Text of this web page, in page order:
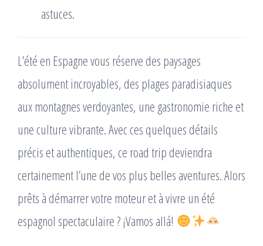
astuces.
L’été en Espagne vous réserve des paysages
absolument incroyables, des plages paradisiaques
aux montagnes verdoyantes, une gastronomie riche et
une culture vibrante. Avec ces quelques détails
précis et authentiques, ce road trip deviendra
certainement l’une de vos plus belles aventures. Alors
prêts à démarrer votre moteur et à vivre un été
espagnol spectaculaire ? ¡Vamos allá!